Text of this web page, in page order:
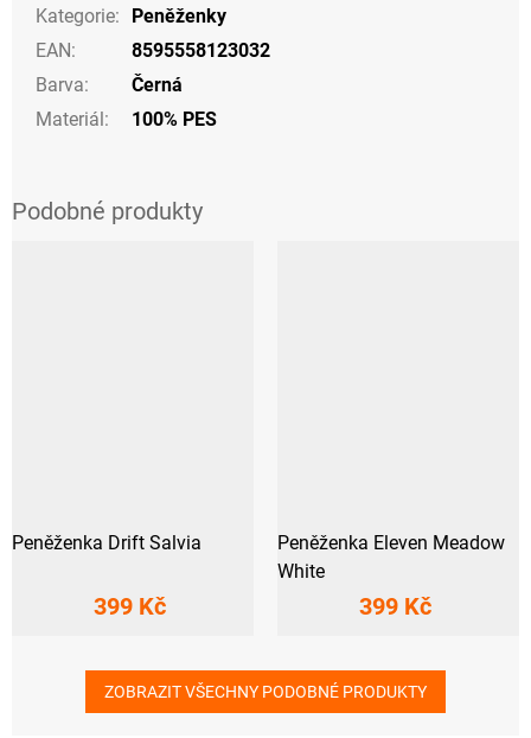
Kategorie:
Peněženky
EAN:
8595558123032
Barva:
Černá
Materiál: 100% PES
Peněženka Drift Salvia
399 Kč
Peněženka Eleven Meadow
White
399 Kč
ZOBRAZIT VŠECHNY PODOBNÉ PRODUKTY